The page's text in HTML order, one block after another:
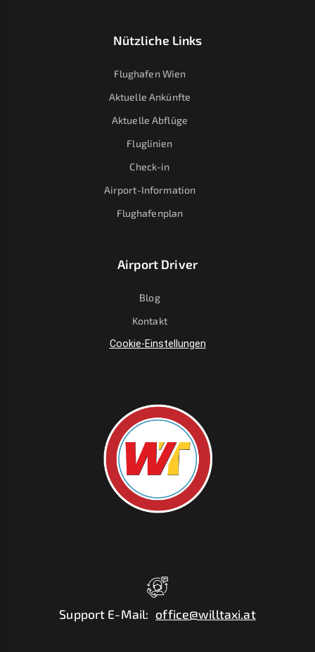
Nützliche Links
Flughafen Wien
Aktuelle Ankünfte
Aktuelle Abflüge
Fluglinien
Check-in
Airport-Information
Flughafenplan
Airport Driver
Blog
Kontakt
Cookie-Einstellungen
Support E-Mail: office@willtaxi.at